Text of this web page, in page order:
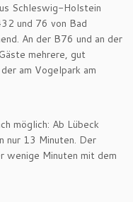
Schleswig-Holstein
und 76 von Bad
An der B76 und an der
mehrere, gut
am Vogelpark am
möglich: Ab Lübeck
nur 13 Minuten. Der
wenige Minuten mit dem